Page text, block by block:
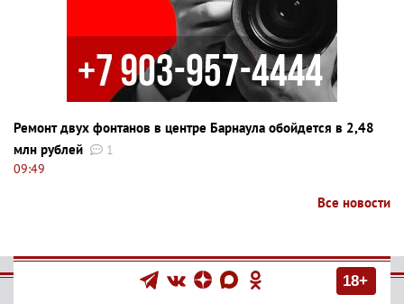
Ремонт двух фонтанов в центре Барнаула обойдется в 2,48
млн рублей
1
09:49
Все новости
18+